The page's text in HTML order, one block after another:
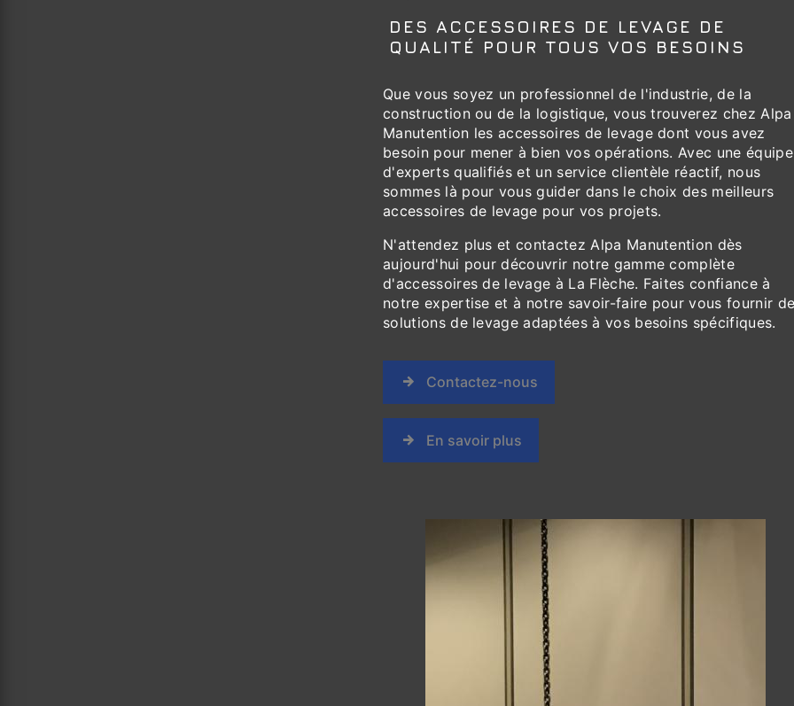
DES ACCESSOIRES DE LEVAGE DE
QUALITÉ POUR TOUS VOS BESOINS
Que vous soyez un professionnel de l'industrie, de la
construction ou de la logistique, vous trouverez chez Alpa
Manutention les accessoires de levage dont vous avez
besoin pour mener à bien vos opérations. Avec une équipe
d'experts qualifiés et un service clientèle réactif, nous
sommes là pour vous guider dans le choix des meilleurs
accessoires de levage pour vos projets.
N'attendez plus et contactez Alpa Manutention dès
aujourd'hui pour découvrir notre gamme complète
d'accessoires de levage à La Flèche. Faites confiance à
notre expertise et à notre savoir-faire pour vous fournir
solutions de levage adaptées à vos besoins spécifiques.
En savoir plus
Contactez-nous